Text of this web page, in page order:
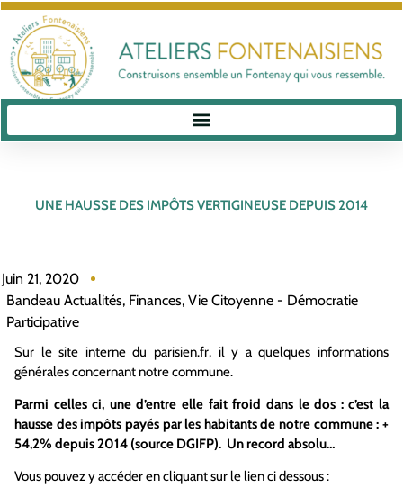
UNE HAUSSE DES IMPÔTS VERTIGINEUSE DEPUIS 2014
Juin 21, 2020
Bandeau Actualités, Finances, Vie Citoyenne - Démocratie
Participative
Sur le site interne du parisien.fr, il y a quelques informations
générales concernant notre commune.
Parmi celles ci, une d’entre elle fait froid dans le dos : c’est la
hausse des impôts payés par les habitants de notre commune : +
54,2% depuis 2014 (source DGIFP). Un record absolu…
Vous pouvez y accéder en cliquant sur le lien ci dessous :